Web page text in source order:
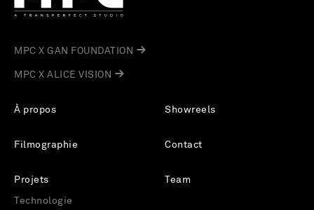
À propos
Filmographie
Projets
Technologie
Showreels
Contact
Team
MPC X GAN FOUNDATION
MPC X ALICE VISION